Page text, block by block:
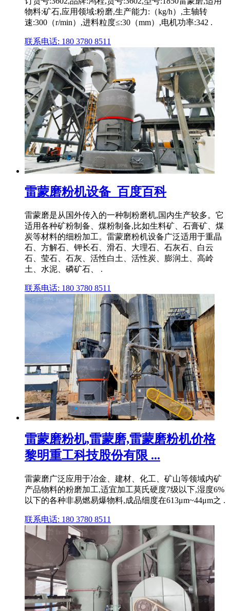
物料:矿石,应用领域:粉磨,生产能力:（kg/h）,主轴转
速:300（r/min）,进料粒度≤:30（mm）,电机功率:342 .
联系电话: 180 3780 8511
雷蒙磨粉机设备_百度百科
雷蒙磨是从国外传入的一种制粉磨机,国内生产较多。它
适用各种矿粉制备、煤粉制备,比如生料矿、石膏矿、煤
炭等材料的细粉加工。雷蒙磨粉机设备广泛适用于重晶
石、方解石、钾长石、滑石、大理石、石灰石、白云
石、莹石、石灰、活性白土、活性炭、膨润土、高岭
土、水泥、磷矿石、 .
联系电话: 180 3780 8511
雷蒙磨粉机,雷蒙磨,雷蒙磨粉机价格
黎明重工科技股份有限 ...
雷蒙磨广泛应用于冶金、建材、化工、矿山等领域内矿
产品物料的粉磨加工,适宜加工莫氏硬度7级以下,湿度6%
以下的各种非易燃易爆物料,成品细度在613μm~44μm之 .
联系电话: 180 3780 8511